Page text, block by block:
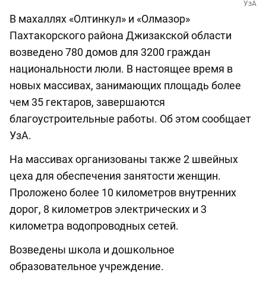
УзА
В махаллях «Олтинкул» и «Олмазор»
Пахтакорского района Джизакской области
возведено 780 домов для 3200 граждан
национальности люли. В настоящее время в
новых массивах, занимающих площадь более
чем 35 гектаров, завершаются
благоустроительные работы. Об этом сообщает
УзА.
На массивах организованы также 2 швейных
цеха для обеспечения занятости женщин.
Проложено более 10 километров внутренних
дорог, 8 километров электрических и 3
километра водопроводных сетей.
Возведены школа и дошкольное
образовательное учреждение.